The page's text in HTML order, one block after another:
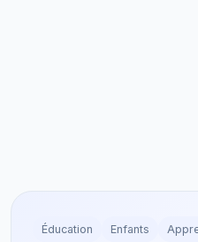
Éducation Enfants